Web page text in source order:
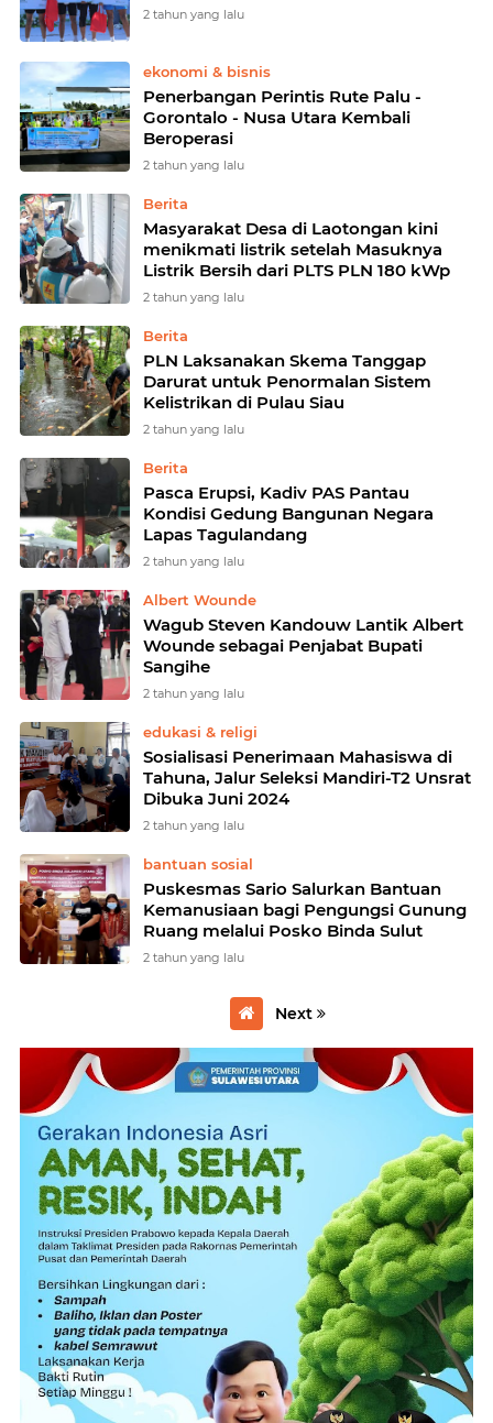
2 tahun yang lalu
ekonomi & bisnis
Penerbangan Perintis Rute Palu -
Gorontalo - Nusa Utara Kembali
Beroperasi
2 tahun yang lalu
Berita
Masyarakat Desa di Laotongan kini
menikmati listrik setelah Masuknya
Listrik Bersih dari PLTS PLN 180 kWp
2 tahun yang lalu
Berita
PLN Laksanakan Skema Tanggap
Darurat untuk Penormalan Sistem
Kelistrikan di Pulau Siau
2 tahun yang lalu
Berita
Pasca Erupsi, Kadiv PAS Pantau
Kondisi Gedung Bangunan Negara
Lapas Tagulandang
2 tahun yang lalu
Albert Wounde
Wagub Steven Kandouw Lantik Albert
Wounde sebagai Penjabat Bupati
Sangihe
2 tahun yang lalu
edukasi & religi
Sosialisasi Penerimaan Mahasiswa di
Tahuna, Jalur Seleksi Mandiri-T2 Unsrat
Dibuka Juni 2024
2 tahun yang lalu
bantuan sosial
Puskesmas Sario Salurkan Bantuan
Kemanusiaan bagi Pengungsi Gunung
Ruang melalui Posko Binda Sulut
2 tahun yang lalu
Next